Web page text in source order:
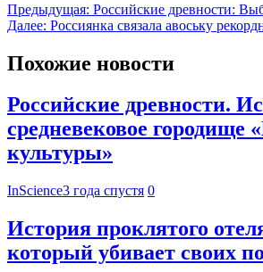
Предыдущая: Российские древности:
Далее: Россиянка связала авоську
Похожие новости
Российские древности.
средневековое
культуры»
InScience3 года спустя 0
История проклятого
который убивает своих